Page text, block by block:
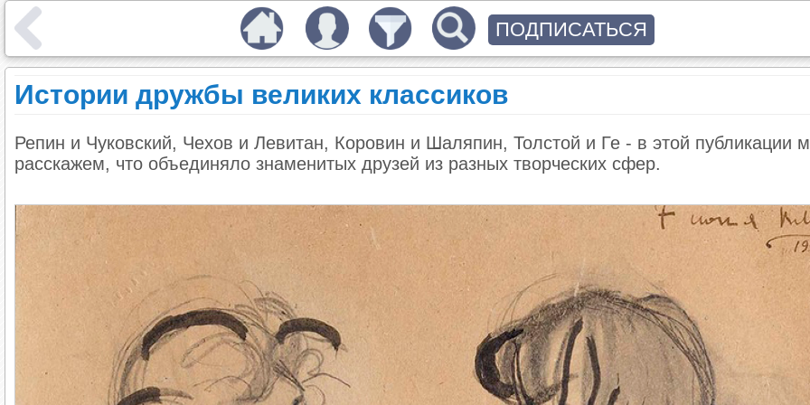
Истории дружбы великих классиков
Репин и Чуковский, Чехов и Левитан, Коровин и Шаляпин, Толстой и Ге - в этой публикации
расскажем, что объединяло знаменитых друзей из разных творческих сфер.
ПОДПИСАТЬСЯ